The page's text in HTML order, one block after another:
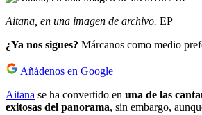
Aitana, en una imagen de archivo. EP
¿Ya nos sigues? Márcanos como medio
Añádenos en Google
Aitana se ha convertido en una de las
exitosas del panorama, sin embargo,